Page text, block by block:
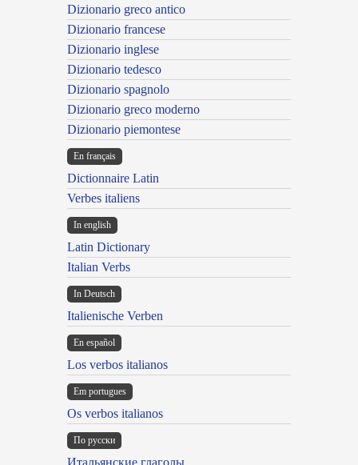
Dizionario greco antico
Dizionario francese
Dizionario inglese
Dizionario tedesco
Dizionario spagnolo
Dizionario greco moderno
Dizionario piemontese
En français
Dictionnaire Latin
Verbes italiens
In english
Latin Dictionary
Italian Verbs
In Deutsch
Italienische Verben
En español
Los verbos italianos
Em portugues
Os verbos italianos
По русски